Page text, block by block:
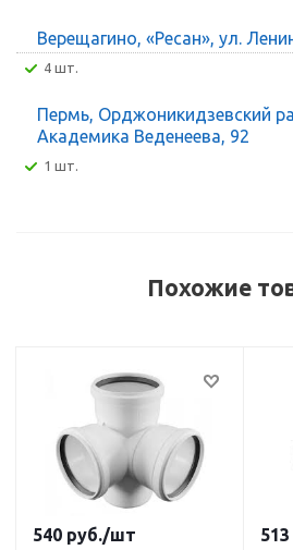
Верещагино, «Ресан», ул.
4 шт.
Пермь, Орджоникидзевский
Академика Веденеева, 92
1 шт.
Похожие
540 руб./шт 513